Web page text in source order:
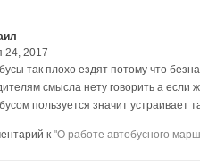
24, 2017
так плохо ездят потому что
смысла нету говорить а если
пользуется значит устраивает
к "О работе автобусного